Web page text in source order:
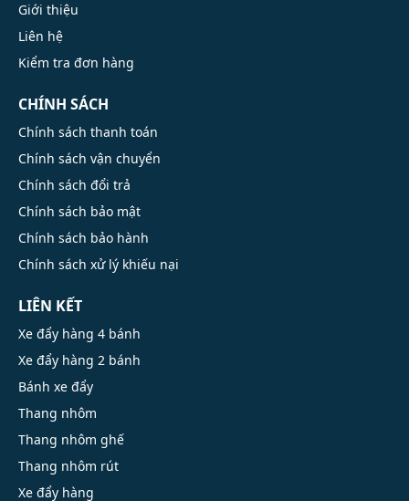
Giới thiệu
Liên hệ
Kiểm tra đơn hàng
CHÍNH SÁCH
Chính sách thanh toán
Chính sách vận chuyển
Chính sách đổi trả
Chính sách bảo mật
Chính sách bảo hành
Chính sách xử lý khiếu nại
LIÊN KẾT
Xe đẩy hàng 4 bánh
Xe đẩy hàng 2 bánh
Bánh xe đẩy
Thang nhôm
Thang nhôm ghế
Thang nhôm rút
Xe đẩy hàng